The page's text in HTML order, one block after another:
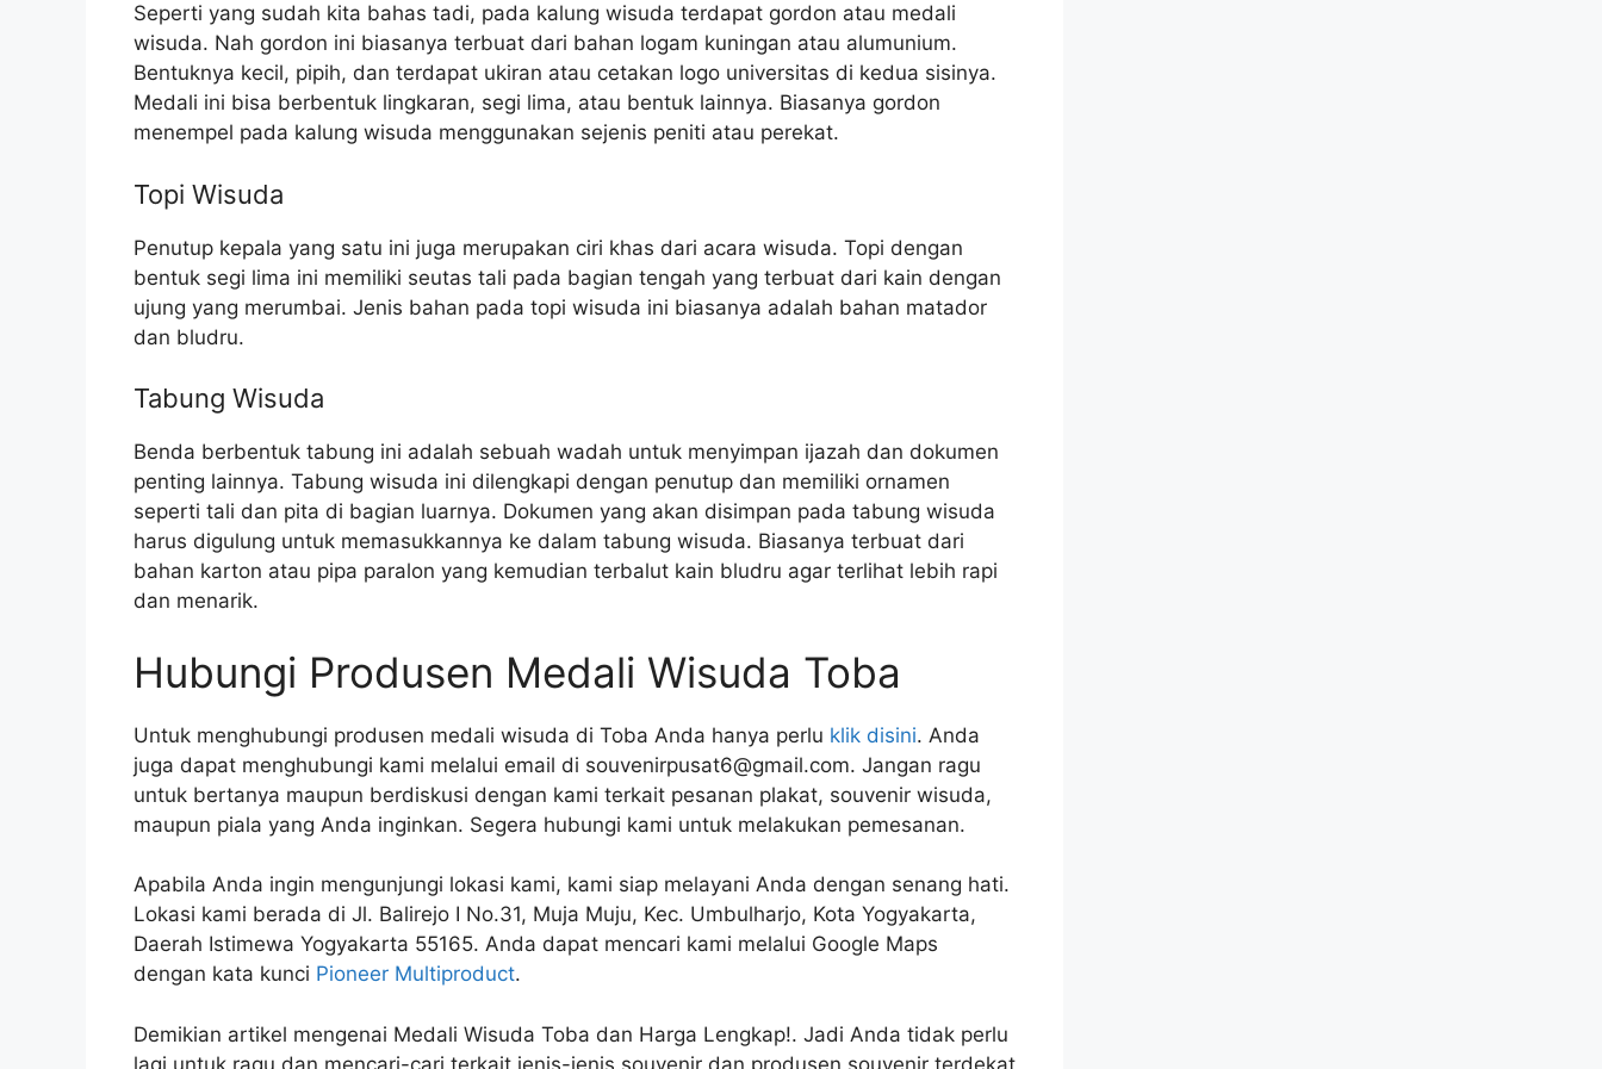
Seperti yang sudah kita bahas tadi, pada kalung wisuda terdapat gordon atau medali
wisuda. Nah gordon ini biasanya terbuat dari bahan logam kuningan atau alumunium.
Bentuknya kecil, pipih, dan terdapat ukiran atau cetakan logo universitas di kedua sisinya.
Medali ini bisa berbentuk lingkaran, segi lima, atau bentuk lainnya. Biasanya gordon
menempel pada kalung wisuda menggunakan sejenis peniti atau perekat.
Topi Wisuda
Penutup kepala yang satu ini juga merupakan ciri khas dari acara wisuda. Topi dengan
bentuk segi lima ini memiliki seutas tali pada bagian tengah yang terbuat dari kain dengan
ujung yang merumbai. Jenis bahan pada topi wisuda ini biasanya adalah bahan matador
dan bludru.
Tabung Wisuda
Benda berbentuk tabung ini adalah sebuah wadah untuk menyimpan ijazah dan dokumen
penting lainnya. Tabung wisuda ini dilengkapi dengan penutup dan memiliki ornamen
seperti tali dan pita di bagian luarnya. Dokumen yang akan disimpan pada tabung wisuda
harus digulung untuk memasukkannya ke dalam tabung wisuda. Biasanya terbuat dari
bahan karton atau pipa paralon yang kemudian terbalut kain bludru agar terlihat lebih rapi
dan menarik.
Hubungi Produsen Medali Wisuda Toba
Untuk menghubungi produsen medali wisuda di Toba Anda hanya perlu klik disini. Anda
juga dapat menghubungi kami melalui email di souvenirpusat6@gmail.com. Jangan ragu
untuk bertanya maupun berdiskusi dengan kami terkait pesanan plakat, souvenir wisuda,
maupun piala yang Anda inginkan. Segera hubungi kami untuk melakukan pemesanan.
Apabila Anda ingin mengunjungi lokasi kami, kami siap melayani Anda dengan senang hati.
Lokasi kami berada di Jl. Balirejo I No.31, Muja Muju, Kec. Umbulharjo, Kota Yogyakarta,
Daerah Istimewa Yogyakarta 55165. Anda dapat mencari kami melalui Google Maps
dengan kata kunci Pioneer Multiproduct.
Demikian artikel mengenai Medali Wisuda Toba dan Harga Lengkap!. Jadi Anda tidak perlu
lagi untuk ragu dan mencari-cari terkait jenis-jenis souvenir dan produsen souvenir terdekat